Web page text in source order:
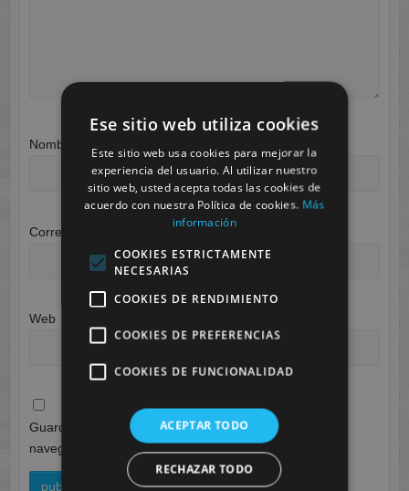
Nombre
Correo electrónico
Web
Guarda mi nombre, correo electrónico y web en este
navegador para la próxima vez que comente.
Ese sitio web utiliza cookies
Este sitio web usa cookies para mejorar la
experiencia del usuario. Al utilizar nuestro
sitio web, usted acepta todas las cookies de
acuerdo con nuestra Política de cookies. Más
información
COOKIES ESTRICTAMENTE
NECESARIAS
COOKIES DE RENDIMIENTO
COOKIES DE PREFERENCIAS
COOKIES DE FUNCIONALIDAD
ACEPTAR TODO
RECHAZAR TODO